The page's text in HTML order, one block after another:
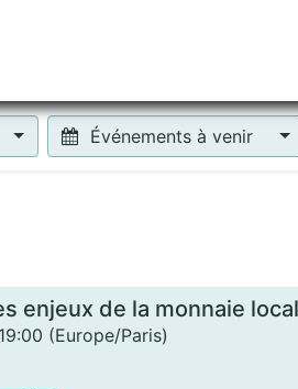
Événements à venir
19:00 (Europe/Paris)